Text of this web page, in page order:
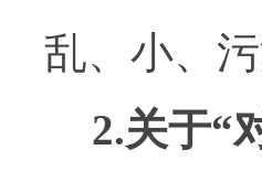
乱、小、
2.关于“